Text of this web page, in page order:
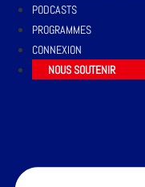
PODCASTS
PROGRAMMES
CONNEXION
NOUS SOUTENIR